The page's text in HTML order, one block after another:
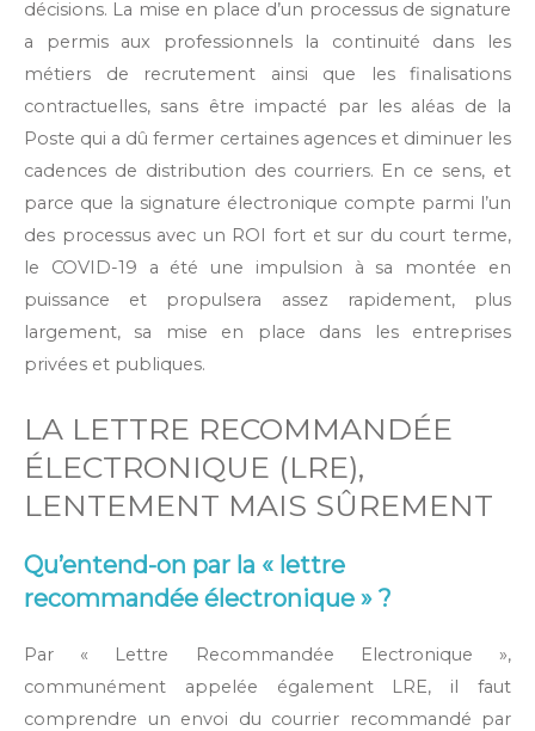
décisions. La mise en place d’un processus de signature
a permis aux professionnels la continuité dans les
métiers de recrutement ainsi que les finalisations
contractuelles, sans être impacté par les aléas de la
Poste qui a dû fermer certaines agences et diminuer les
cadences de distribution des courriers. En ce sens, et
parce que la signature électronique compte parmi l’un
des processus avec un ROI fort et sur du court terme,
le COVID-19 a été une impulsion à sa montée en
puissance et propulsera assez rapidement, plus
largement, sa mise en place dans les entreprises
privées et publiques.
LA LETTRE RECOMMANDÉE
ÉLECTRONIQUE (LRE),
LENTEMENT MAIS SÛREMENT
Qu’entend-on par la « lettre
recommandée électronique » ?
Par « Lettre Recommandée Electronique »,
communément appelée également LRE, il faut
comprendre un envoi du courrier recommandé par